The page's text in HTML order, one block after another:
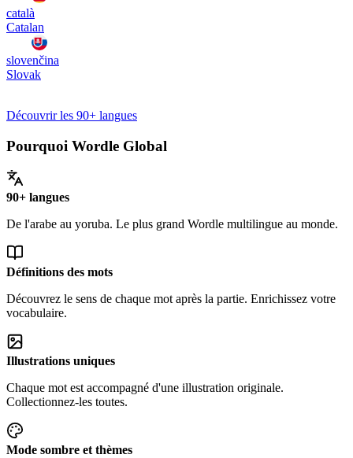
català
Catalan
slovenčina
Slovak
Découvrir les 90+ langues
Pourquoi Wordle Global
90+ langues
De l'arabe au yoruba. Le plus grand Wordle multilingue au monde.
Définitions des mots
Découvrez le sens de chaque mot après la partie. Enrichissez votre
vocabulaire.
Illustrations uniques
Chaque mot est accompagné d'une illustration originale.
Collectionnez-les toutes.
Mode sombre et thèmes